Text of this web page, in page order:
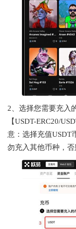
2、选择您需要充入
【USDT-ERC20/
意：选择充值USDT
勿充入其他币种，否